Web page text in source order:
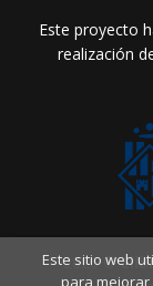
Este proyecto
realización
2026 ©
Este sitio web
para mejorar